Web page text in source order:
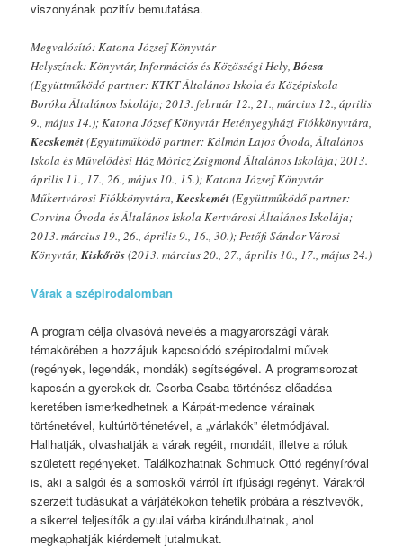
viszonyának pozitív bemutatása.
Megvalósító: Katona József Könyvtár
Helyszínek: Könyvtár, Információs és Közösségi Hely,Bócsa
(Együttműködő partner: KTKT Általános Iskola és Középiskola
Boróka Általános Iskolája; 2013. február 12., 21., március 12., április
9., május 14.); Katona József Könyvtár Hetényegyházi Fiókkönyvtára,
Kecskemét(Együttműködő partner: Kálmán Lajos Óvoda, Általános
Iskola és Művelődési HázMóricz Zsigmond Általános Iskolája; 2013.
április 11., 17., 26., május 10., 15.); Katona József Könyvtár
Műkertvárosi Fiókkönyvtára,Kecskemét(Együttműködő partner:
Corvina Óvoda és Általános Iskola Kertvárosi Általános Iskolája;
2013. március 19., 26., április 9., 16., 30.); Petőfi Sándor Városi
Könyvtár,Kiskőrös(2013. március 20., 27., április 10., 17., május 24.)
Várak a szépirodalomban
A program célja olvasóvá nevelés a magyarországi várak
témakörében a hozzájuk kapcsolódó szépirodalmi művek
(regények, legendák, mondák) segítségével. A programsorozat
kapcsán a gyerekek dr. Csorba Csaba történész előadása
keretében ismerkedhetnek a Kárpát-medence várainak
történetével, kultúrtörténetével, a „várlakók” életmódjával.
Hallhatják, olvashatják a várak regéit, mondáit, illetve a róluk
született regényeket. Találkozhatnak Schmuck Ottó regényíróval
is, aki a salgói és a somoskői várról írt ifjúsági regényt. Várakról
szerzett tudásukat a várjátékokon tehetik próbára a résztvevők,
a sikerrel teljesítők a gyulai várba kirándulhatnak, ahol
megkaphatják kiérdemelt jutalmukat.